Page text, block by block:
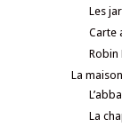
Les
Carte
Robin
La
La